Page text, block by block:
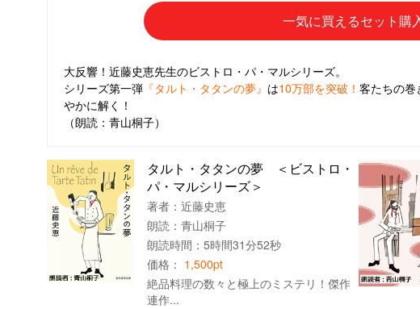
一気に買えるセット購
大反響！近藤史恵先生のビストロ・パ・マルシリーズ。
シリーズ第一弾 『タルト・タタンの夢』 は10万部を突破！ 客たちの巻
やかに解く！
（朗読：青山桐子）
タルト・タタンの夢 ＜ビストロ・
パ・マルシリーズ＞
著者： 近藤史恵
朗読： 青山桐子
朗読時間：5時間31分52秒
価格： 1,500pt
絶品料理の数々と極上のミステリ！傑作
連作...